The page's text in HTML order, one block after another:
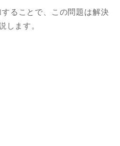
することで、この問題は解決
します。